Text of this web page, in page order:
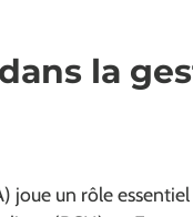
la
joue un rôle